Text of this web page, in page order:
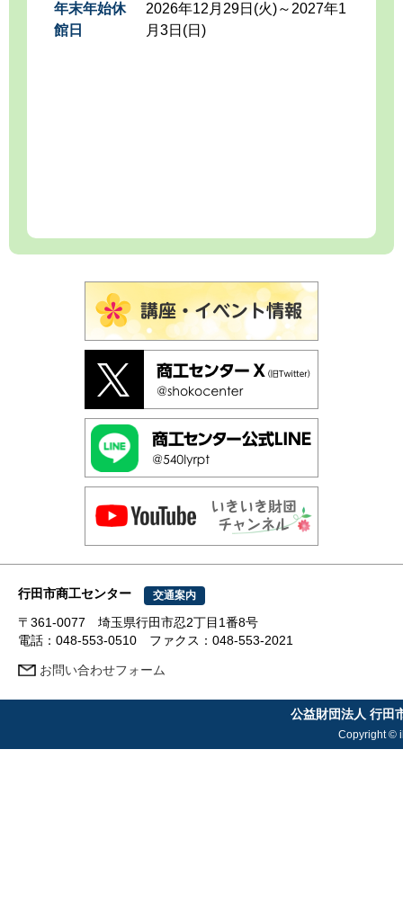
年末年始休
館日
2026年12月29日(火)～2027年1
月3日(日)
行田市商工センター 交通案内
〒361-0077 埼玉県行田市忍2丁目1番8号
電話：048-553-0510 ファクス：048-553-2021
お問い合わせフォーム
公益財団法人 行田
Copyright ©